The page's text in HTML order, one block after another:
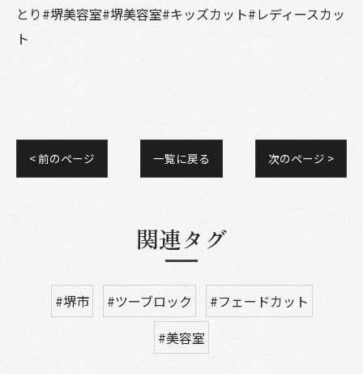
とり#堺美容室#堺美容室#キッズカット#レディースカッ
ト
< 前のページ 一覧に戻る 次のページ >
関連タグ
#堺市 #ツーブロック
#フェードカット
#美容室